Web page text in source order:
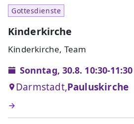
Gottesdienste
Kinderkirche
Kinderkirche, Team
Sonntag, 30.8. 10:30-
Darmstadt,Pauluskirche